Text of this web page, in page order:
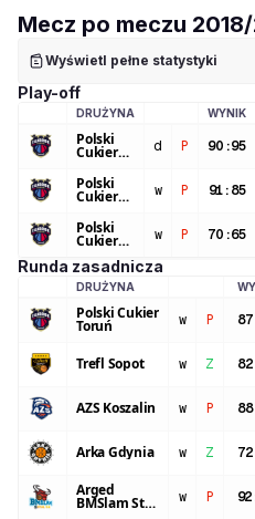
Mecz po meczu
Wyświetl pełne statystyki
Play-off
LOGO DRUŻYNY
DRUŻYNA WYNIK
Polski
Cukier d P 90 :95
Polski
Cukier w P 91 : 85
Polski
Cukier w P 70 :65
Runda zasadnicza
LOGO DRUŻYNY
DRUŻYNA
Polski Cukier
Toruń w P 87
Trefl Sopot w Z 82
AZS Koszalin w P 88
Arka Gdynia w Z 72
Arged
BMSlam Stal w P 92